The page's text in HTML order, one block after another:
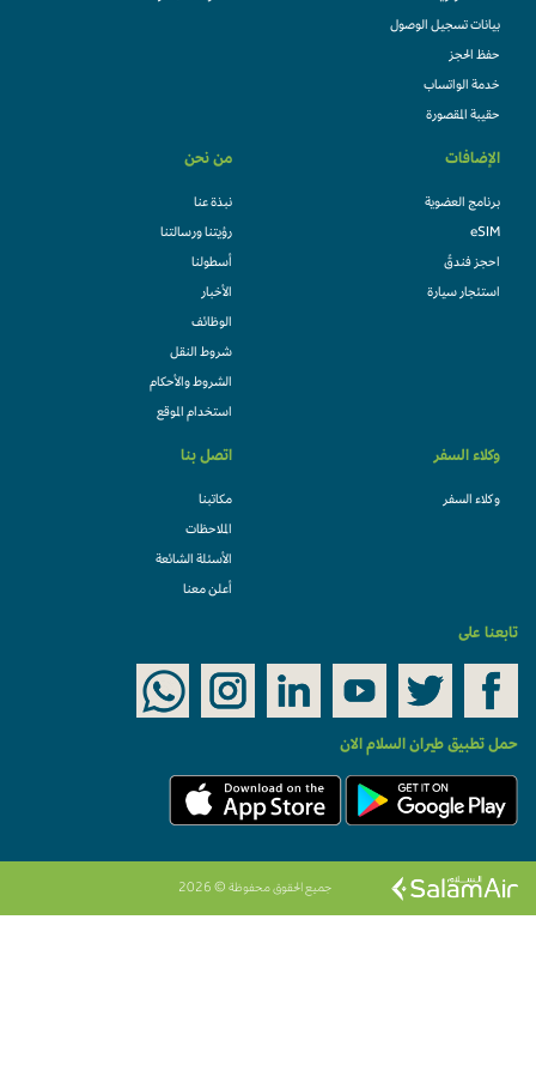
بيانات تسجيل الوصول
حفظ الحجز
خدمة الواتساب
حقيبة المقصورة
الإضافات
برنامج العضوية
eSIM
احجز فندقً
استئجار سيارة
من نحن
نبذة عنا
رؤيتنا ورسالتنا
أسطولنا
الأخبار
الوظائف
شروط النقل
الشروط والأحكام
استخدام الموقع
وكلاء السفر
وكلاء السفر
اتصل بنا
مكاتبنا
الملاحظات
الأسئلة الشائعة
أعلن معنا
تابعنا على
حمل تطبيق طيران السلام الان
جميع الحقوق محفوظة © 2026